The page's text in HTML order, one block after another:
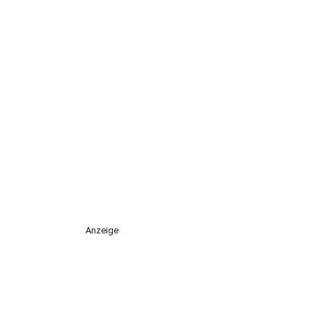
Anzeige